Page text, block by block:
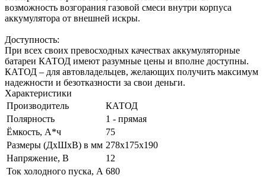
возможность возгорания газовой смеси внутри корпуса
аккумулятора от внешней искры.
Доступность:
При всех своих превосходных качествах аккумуляторные
батареи КАТОД имеют разумные цены и вполне доступны.
КАТОД – для автовладельцев, желающих получить максимум
надежности и безотказности за свои деньги.
Характеристики
Производитель
КАТОД
Полярность
1 - прямая
Ёмкость, А*ч
75
Размеры (ДхШхВ) в мм 278х175х190
Напряжение, В
12
Ток холодного пуска, А 680